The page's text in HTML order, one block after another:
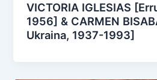
VICTORIA IGLESIAS
1956] & CARMEN
Ukraina, 1937-1993]